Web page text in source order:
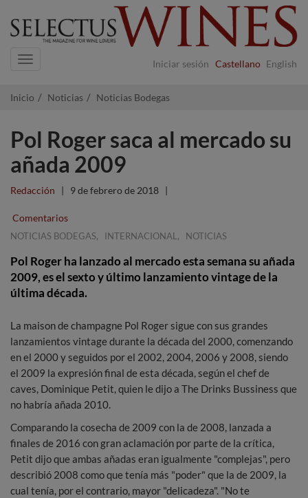
Iniciar sesión Castellano English
Navigation
Inicio Noticias Noticias Bodegas
Pol Roger saca al mercado su
añada 2009
Redacción | 9 de febrero de 2018 |
Comentarios
NOTICIAS BODEGAS, INTERNACIONAL , NOTICIAS
Pol Roger ha lanzado al mercado esta semana su añada
2009, es el sexto y último lanzamiento vintage de la
última década.
La maison de champagne Pol Roger sigue con sus grandes
lanzamientos vintage durante la década del 2000, comenzando
en el 2000 y seguidos por el 2002, 2004, 2006 y 2008, siendo
el 2009 la expresión final de esta década, según el chef de
caves, Dominique Petit, quien le dijo a The Drinks Bussiness que
no habría añada 2010.
Comparando la cosecha de 2009 con la de 2008, lanzada a
finales de 2016 con gran aclamación por parte de la crítica,
Petit dijo que ambas añadas eran igualmente "complejas", pero
describió 2008 como que tenía más "poder" que la de 2009, la
cual tenía, por el contrario, mayor "delicadeza". "No te